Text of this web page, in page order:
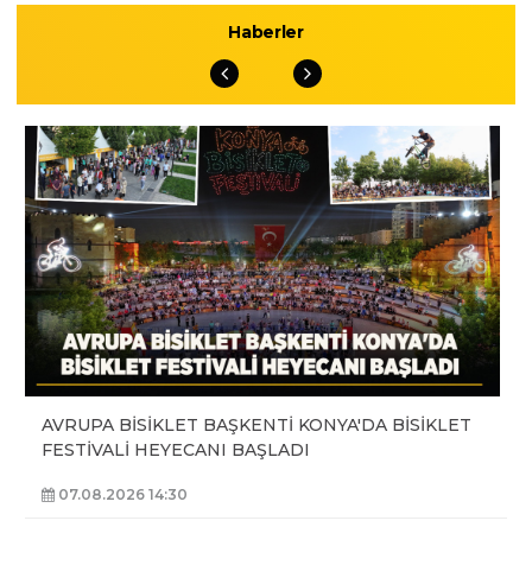
Haberler
AVRUPA BİSİKLET BAŞKENTİ KONYA'DA BİSİKLET
FESTİVALİ HEYECANI BAŞLADI
07.08.2026 14:30